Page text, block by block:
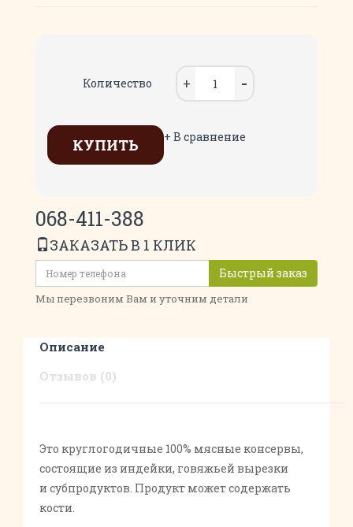
Количество
КУПИТЬ + В сравнение
068-411-388
ЗАКАЗАТЬ В 1 КЛИК
Быстрый заказ
Мы перезвоним Вам и уточним детали
Описание
Отзывов (0)
Это круглогодичные 100% мясные консервы,
состоящие из индейки, говяжьей вырезки
и субпродуктов. Продукт может содержать
кости.